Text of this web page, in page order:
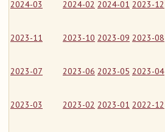
2024-03 2024-02 2024-01 2023-12
2023-11 2023-10 2023-09 2023-08
2023-07 2023-06 2023-05 2023-04
2023-03 2023-02 2023-01 2022-12